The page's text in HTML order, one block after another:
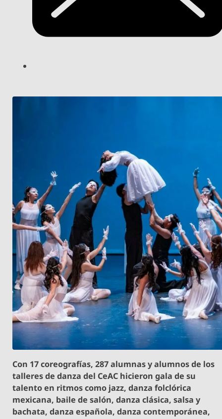
Con 17 coreografías, 287 alumnas y alumnos de los
talleres de danza del CeAC hicieron gala de su
talento en ritmos como jazz, danza folclórica
mexicana, baile de salón, danza clásica, salsa y
bachata, danza española, danza contemporánea,